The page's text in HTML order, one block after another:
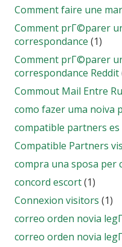
Comment faire une
Comment prГ©parer
correspondance (1)
Comment prГ©parer
correspondance Reddit
Commout Mail Entre
como fazer uma noiva
compatible partners es
Compatible Partners
compra una sposa per
concord escort(1)
Connexion visitors (1)
correo orden novia
correo orden novia